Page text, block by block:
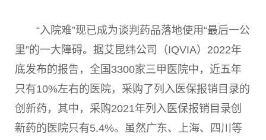
“入院难”现已成为谈判药品落地使用“最后一公
里”的一大障碍。据艾昆纬公司（IQVIA）2022年
底发布的报告，全国3300家三甲医院中，近五年
只有10%左右的医院，采购了列入医保报销目录的
创新药，其中，采购2021年列入医保报销目录创
新药的医院只有5.4%。虽然广东、上海、四川等